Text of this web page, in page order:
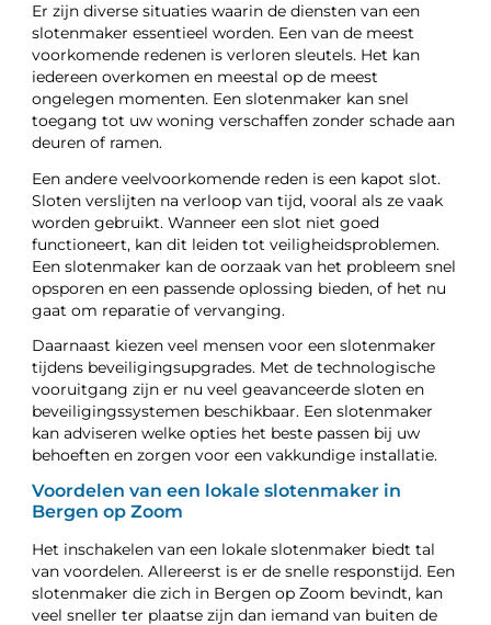
Er zijn diverse situaties waarin de diensten van een
slotenmaker essentieel worden. Een van de meest
voorkomende redenen is verloren sleutels. Het kan
iedereen overkomen en meestal op de meest
ongelegen momenten. Een slotenmaker kan snel
toegang tot uw woning verschaffen zonder schade aan
deuren of ramen.
Een andere veelvoorkomende reden is een kapot slot.
Sloten verslijten na verloop van tijd, vooral als ze vaak
worden gebruikt. Wanneer een slot niet goed
functioneert, kan dit leiden tot veiligheidsproblemen.
Een slotenmaker kan de oorzaak van het probleem snel
opsporen en een passende oplossing bieden, of het nu
gaat om reparatie of vervanging.
Daarnaast kiezen veel mensen voor een slotenmaker
tijdens beveiligingsupgrades. Met de technologische
vooruitgang zijn er nu veel geavanceerde sloten en
beveiligingssystemen beschikbaar. Een slotenmaker
kan adviseren welke opties het beste passen bij uw
behoeften en zorgen voor een vakkundige installatie.
Voordelen van een lokale slotenmaker in
Bergen op Zoom
Het inschakelen van een lokale slotenmaker biedt tal
van voordelen. Allereerst is er de snelle responstijd. Een
slotenmaker die zich in Bergen op Zoom bevindt, kan
veel sneller ter plaatse zijn dan iemand van buiten de